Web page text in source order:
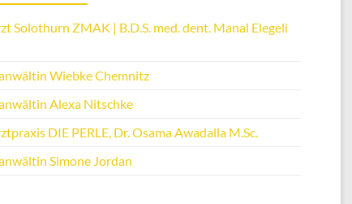
Solothurn ZMAK | B.D.S. med. dent. Manal Elegeli
Wiebke Chemnitz
Alexa Nitschke
DIE PERLE, Dr. Osama Awadalla M.Sc.
Simone Jordan